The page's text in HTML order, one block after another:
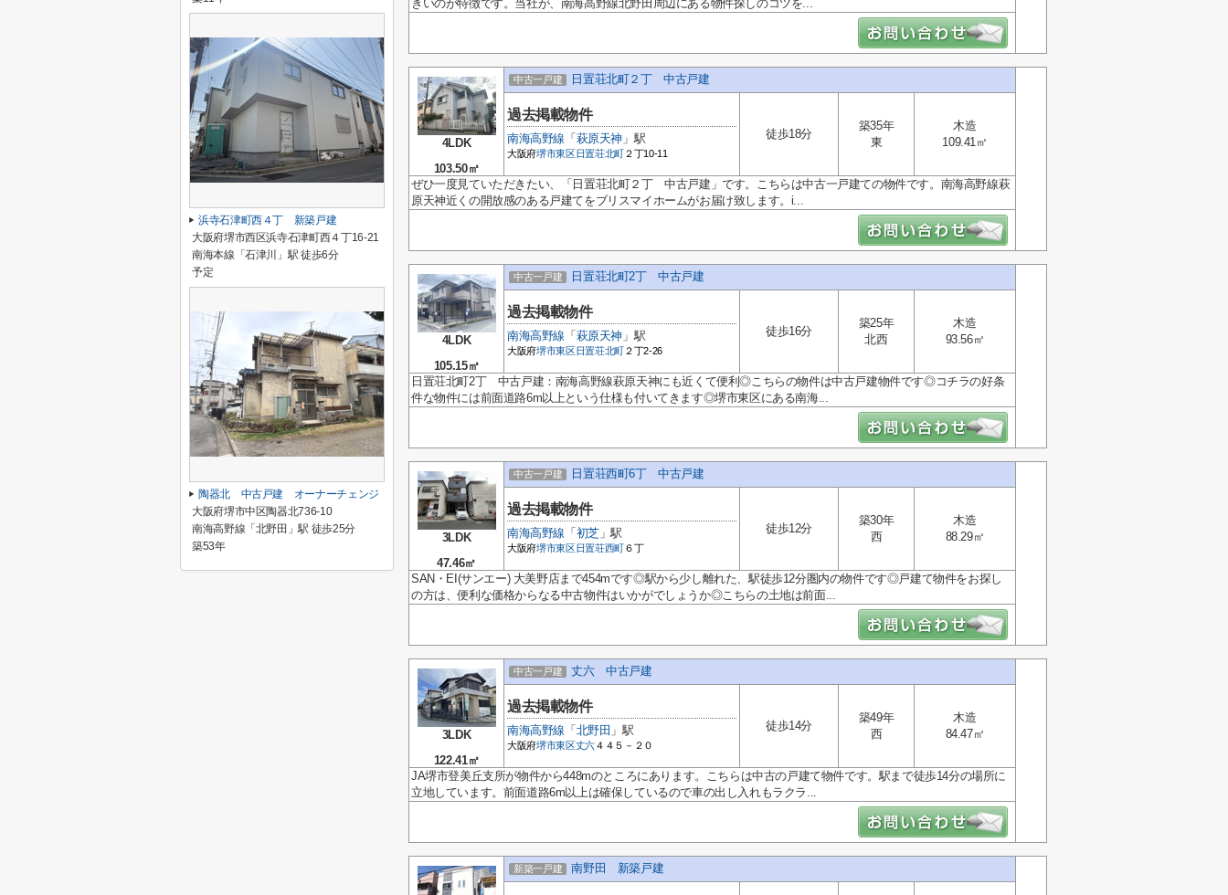
きいのが特徴です。当社が、南海高野線北野田周辺にある物件探しのコツを...
4LDK
103.50㎡
中古一戸建 日置荘北町２丁 中古戸建
過去掲載物件
南海高野線 「 萩原天神 」駅
大阪府堺市東区 日置荘北町 ２丁10-11
徒歩18分
築35年
東
木造
109.41㎡
ぜひ一度見ていただきたい、「日置荘北町２丁 中古戸建」です。こちらは中古一戸建ての物件です。南海高野線萩
原天神近くの開放感のある戸建てをブリスマイホームがお届け致します。i...
4LDK
105.15㎡
中古一戸建 日置荘北町2丁 中古戸建
過去掲載物件
南海高野線 「 萩原天神 」駅
大阪府堺市東区 日置荘北町 ２丁2-26
徒歩16分
築25年
北西
木造
93.56㎡
日置荘北町2丁 中古戸建：南海高野線萩原天神にも近くて便利◎こちらの物件は中古戸建物件です◎コチラの好条
件な物件には前面道路6m以上という仕様も付いてきます◎堺市東区にある南海...
3LDK
47.46㎡
中古一戸建 日置荘西町6丁 中古戸建
過去掲載物件
南海高野線 「 初芝」駅
大阪府堺市東区 日置荘西町 ６丁
徒歩12分
築30年
西
木造
88.29㎡
SAN・EI(サンエー) 大美野店まで454mです◎駅から少し離れた、駅徒歩12分圏内の物件です◎戸建て物件をお探し
の方は、便利な価格からなる中古物件はいかがでしょうか◎こちらの土地は前面...
3LDK
122.41㎡
中古一戸建 丈六 中古戸建
過去掲載物件
南海高野線 「 北野田 」駅
大阪府堺市東区丈六４４５－２０
徒歩14分
築49年
西
木造
84.47㎡
JA堺市登美丘支所が物件から448mのところにあります。こちらは中古の戸建て物件です。駅まで徒歩14分の場所に
立地しています。前面道路6m以上は確保しているので車の出し入れもラクラ...
新築一戸建 南野田 新築戸建
浜寺石津町西４丁 新築戸建
大阪府堺市西区浜寺石津町西４丁16-21
南海本線「石津川」駅 徒歩6分
予定
陶器北 中古戸建 オーナーチェンジ
大阪府堺市中区陶器北736-10
南海高野線「北野田」駅 徒歩25分
築53年